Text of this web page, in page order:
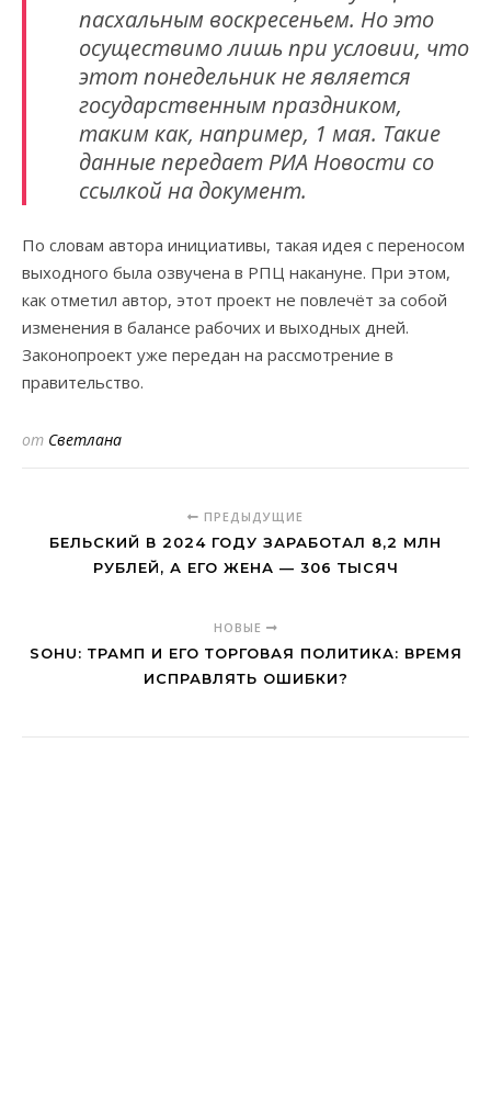
пасхальным воскресеньем. Но это
осуществимо лишь при условии, что
этот понедельник не является
государственным праздником,
таким как, например, 1 мая. Такие
данные передает РИА Новости со
ссылкой на документ.
По словам автора инициативы, такая идея с переносом
выходного была озвучена в РПЦ накануне. При этом,
как отметил автор, этот проект не повлечёт за собой
изменения в балансе рабочих и выходных дней.
Законопроект уже передан на рассмотрение в
правительство.
от Светлана
ПРЕДЫДУЩИЕ
БЕЛЬСКИЙ В 2024 ГОДУ ЗАРАБОТАЛ 8,2 МЛН
РУБЛЕЙ, А ЕГО ЖЕНА — 306 ТЫСЯЧ
НОВЫЕ
SOHU: ТРАМП И ЕГО ТОРГОВАЯ ПОЛИТИКА: ВРЕМЯ
ИСПРАВЛЯТЬ ОШИБКИ?